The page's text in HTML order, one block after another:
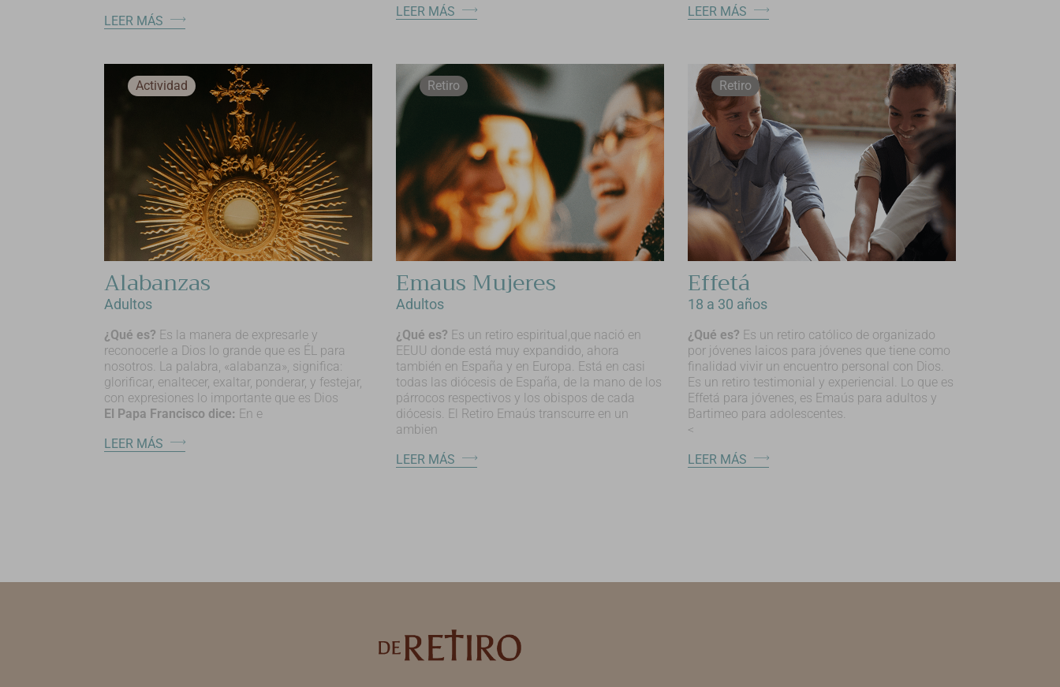
LEER MÁS
LEER MÁS
LEER MÁS
Actividad
Alabanzas
Adultos
¿Qué es? Es la manera de expresarle y
reconocerle a Dios lo grande que es ÉL para
nosotros. La palabra, «alabanza», significa:
glorificar, enaltecer, exaltar, ponderar, y festejar,
con expresiones lo importante que es Dios
El Papa Francisco dice: En e
LEER MÁS
Retiro
Emaus Mujeres
Adultos
¿Qué es? Es un retiro espiritual,que nació en
EEUU donde está muy expandido, ahora
también en España y en Europa. Está en casi
todas las diócesis de España, de la mano de los
párrocos respectivos y los obispos de cada
diócesis. El Retiro Emaús transcurre en un
ambien
LEER MÁS
Retiro
Effetá
18 a 30 años
¿Qué es? Es un retiro católico de organizado
por jóvenes laicos para jóvenes que tiene como
finalidad vivir un encuentro personal con Dios.
Es un retiro testimonial y experiencial. Lo que es
Effetá para jóvenes, es Emaús para adultos y
Bartimeo para adolescentes.
<
LEER MÁS